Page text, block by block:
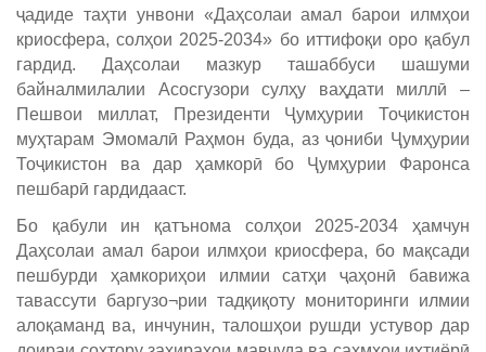
ҷадиде таҳти унвони «Даҳсолаи амал барои илмҳои
криосфера, солҳои 2025-2034» бо иттифоқи оро қабул
гардид. Даҳсолаи мазкур ташаббуси шашуми
байналмилалии Асосгузори сулҳу ваҳдати миллӣ –
Пешвои миллат, Президенти Ҷумҳурии Тоҷикистон
муҳтарам Эмомалӣ Раҳмон буда, аз ҷониби Ҷумҳурии
Тоҷикистон ва дар ҳамкорӣ бо Ҷумҳурии Фаронса
пешбарӣ гардидааст.
Бо қабули ин қатънома солҳои 2025-2034 ҳамчун
Даҳсолаи амал барои илмҳои криосфера, бо мақсади
пешбурди ҳамкориҳои илмии сатҳи ҷаҳонӣ бавижа
тавассути баргузо¬рии тадқиқоту мониторинги илмии
алоқаманд ва, инчунин, талошҳои рушди устувор дар